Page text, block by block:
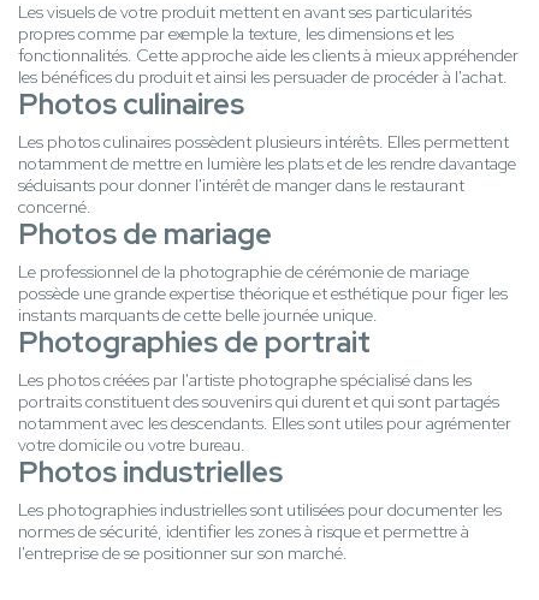
Les visuels de votre produit mettent en avant ses particularités
propres comme par exemple la texture, les dimensions et les
fonctionnalités. Cette approche aide les clients à mieux appréhender
les bénéfices du produit et ainsi les persuader de procéder à l'achat.
Photos culinaires
Les photos culinaires possèdent plusieurs intérêts. Elles permettent
notamment de mettre en lumière les plats et de les rendre davantage
séduisants pour donner l'intérêt de manger dans le restaurant
concerné.
Photos de mariage
Le professionnel de la photographie de cérémonie de mariage
possède une grande expertise théorique et esthétique pour figer les
instants marquants de cette belle journée unique.
Photographies de portrait
Les photos créées par l'artiste photographe spécialisé dans les
portraits constituent des souvenirs qui durent et qui sont partagés
notamment avec les descendants. Elles sont utiles pour agrémenter
votre domicile ou votre bureau.
Photos industrielles
Les photographies industrielles sont utilisées pour documenter les
normes de sécurité, identifier les zones à risque et permettre à
l'entreprise de se positionner sur son marché.